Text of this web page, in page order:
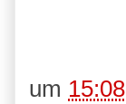
um 15:08